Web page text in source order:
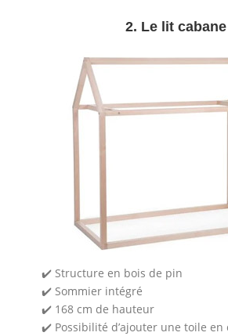
2. Le lit cabane
✔️ Structure en bois de pin
✔️ Sommier intégré
✔️ 168 cm de hauteur
✔️ Possibilité d’ajouter une toile en